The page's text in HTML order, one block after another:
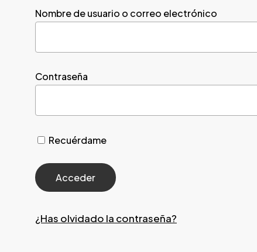
Nombre de usuario o correo electrónico
Contraseña
Recuérdame
¿Has olvidado la contraseña?